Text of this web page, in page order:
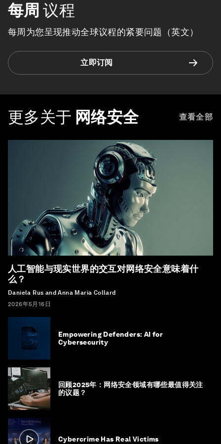
每周 议程
每周为您呈现推动全球议程的紧要问题（英文）
立即订阅
更多关于 网络安全 查看全部
人工智能与现实世界的交互对网络安全意味着什
么？
Daniela Rus and Anna Maria Collard
2026年5月16日
Empowering Defenders: AI for
Cybersecurity
回顾2025年：网络安全领域有哪些最值得关注
的议题？
Cybercrime Has Real Victims